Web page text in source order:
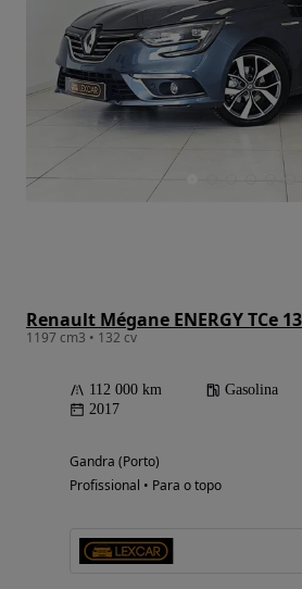
Renault Mégane ENERGY TCe
1197 cm3 • 132 cv
112 000 km Gasolina
2017
Gandra (Porto)
Profissional • Para o topo